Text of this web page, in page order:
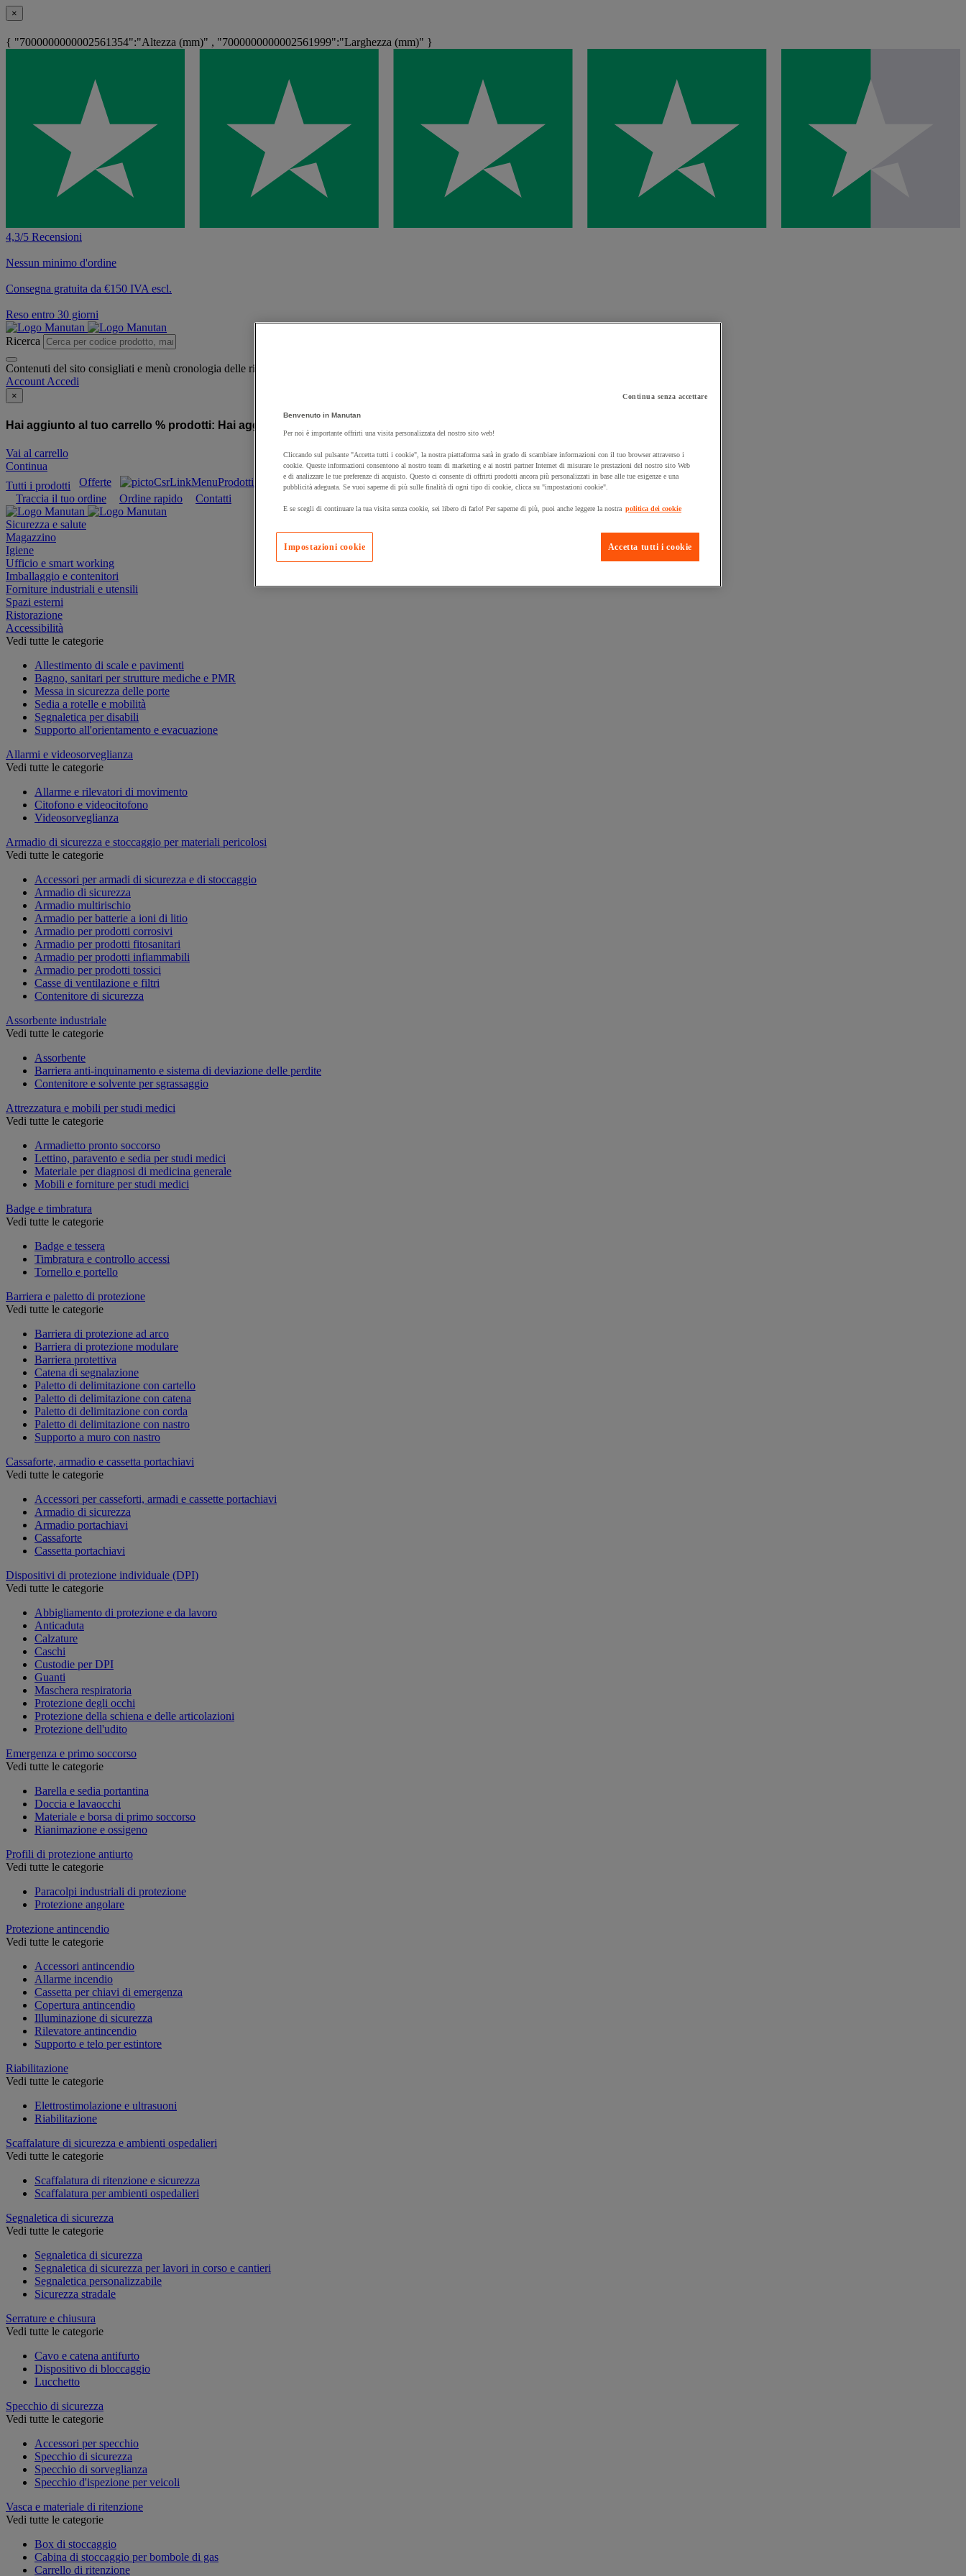
×
{ "7000000000002561354":"Altezza (mm)" , "7000000000002561999":"Larghezza (mm)" }
4,3/5 Recensioni
Nessun minimo d'ordine
Consegna gratuita da €150 IVA escl.
Reso entro 30 giorni
Ricerca
Contenuti del sito consigliati e menù cronologia delle ricerche
Account Accedi
×
Hai aggiunto al tuo carrello % prodotti: Hai aggiunto al tuo carrello un prodotto:
Vai al carrello
Continua
Tutti i prodotti
Offerte Prodotti sostenibili Manutan Expert
Prodotti in pronta consegna
Traccia il tuo ordine
Ordine rapido Contatti
Sicurezza e salute
Magazzino
Igiene
Ufficio e smart working
Imballaggio e contenitori
Forniture industriali e utensili
Spazi esterni
Ristorazione
Accessibilità
Vedi tutte le categorie
Allestimento di scale e pavimenti
Bagno, sanitari per strutture mediche e PMR
Messa in sicurezza delle porte
Sedia a rotelle e mobilità
Segnaletica per disabili
Supporto all'orientamento e evacuazione
Allarmi e videosorveglianza
Vedi tutte le categorie
Allarme e rilevatori di movimento
Citofono e videocitofono
Videosorveglianza
Armadio di sicurezza e stoccaggio per materiali pericolosi
Vedi tutte le categorie
Accessori per armadi di sicurezza e di stoccaggio
Armadio di sicurezza
Armadio multirischio
Armadio per batterie a ioni di litio
Armadio per prodotti corrosivi
Armadio per prodotti fitosanitari
Armadio per prodotti infiammabili
Armadio per prodotti tossici
Casse di ventilazione e filtri
Contenitore di sicurezza
Assorbente industriale
Vedi tutte le categorie
Assorbente
Barriera anti-inquinamento e sistema di deviazione delle perdite
Contenitore e solvente per sgrassaggio
Attrezzatura e mobili per studi medici
Vedi tutte le categorie
Armadietto pronto soccorso
Lettino, paravento e sedia per studi medici
Materiale per diagnosi di medicina generale
Mobili e forniture per studi medici
Badge e timbratura
Vedi tutte le categorie
Badge e tessera
Timbratura e controllo accessi
Tornello e portello
Barriera e paletto di protezione
Vedi tutte le categorie
Barriera di protezione ad arco
Barriera di protezione modulare
Barriera protettiva
Catena di segnalazione
Paletto di delimitazione con cartello
Paletto di delimitazione con catena
Paletto di delimitazione con corda
Paletto di delimitazione con nastro
Supporto a muro con nastro
Cassaforte, armadio e cassetta portachiavi
Vedi tutte le categorie
Accessori per casseforti, armadi e cassette portachiavi
Armadio di sicurezza
Armadio portachiavi
Cassaforte
Cassetta portachiavi
Dispositivi di protezione individuale (DPI)
Vedi tutte le categorie
Abbigliamento di protezione e da lavoro
Anticaduta
Calzature
Caschi
Custodie per DPI
Guanti
Maschera respiratoria
Protezione degli occhi
Protezione della schiena e delle articolazioni
Protezione dell'udito
Emergenza e primo soccorso
Vedi tutte le categorie
Barella e sedia portantina
Doccia e lavaocchi
Materiale e borsa di primo soccorso
Rianimazione e ossigeno
Profili di protezione antiurto
Vedi tutte le categorie
Paracolpi industriali di protezione
Protezione angolare
Protezione antincendio
Vedi tutte le categorie
Accessori antincendio
Allarme incendio
Cassetta per chiavi di emergenza
Copertura antincendio
Illuminazione di sicurezza
Rilevatore antincendio
Supporto e telo per estintore
Riabilitazione
Vedi tutte le categorie
Elettrostimolazione e ultrasuoni
Riabilitazione
Scaffalature di sicurezza e ambienti ospedalieri
Vedi tutte le categorie
Scaffalatura di ritenzione e sicurezza
Scaffalatura per ambienti ospedalieri
Segnaletica di sicurezza
Vedi tutte le categorie
Segnaletica di sicurezza
Segnaletica di sicurezza per lavori in corso e cantieri
Segnaletica personalizzabile
Sicurezza stradale
Serrature e chiusura
Vedi tutte le categorie
Cavo e catena antifurto
Dispositivo di bloccaggio
Lucchetto
Specchio di sicurezza
Vedi tutte le categorie
Accessori per specchio
Specchio di sicurezza
Specchio di sorveglianza
Specchio d'ispezione per veicoli
Vasca e materiale di ritenzione
Vedi tutte le categorie
Box di stoccaggio
Cabina di stoccaggio per bombole di gas
Carrello di ritenzione
Continua senza accettare
Benvenuto in Manutan
Per noi è importante offrirti una visita personalizzata del nostro sito web!
Cliccando sul pulsante "Accetta tutti i cookie", la nostra piattaforma sarà in grado di scambiare informazioni con il tuo browser attraverso i
cookie. Queste informazioni consentono al nostro team di marketing e ai nostri partner Internet di misurare le prestazioni del nostro sito Web
e di analizzare le tue preferenze di acquisto. Questo ci consente di offrirti prodotti ancora più personalizzati in base alle tue esigenze e una
pubblicità adeguata. Se vuoi saperne di più sulle finalità di ogni tipo di cookie, clicca su "impostazioni cookie".
E se scegli di continuare la tua visita senza cookie, sei libero di farlo! Per saperne di più, puoi anche leggere la nostra politica dei cookie
Accetta tutti i cookie
Impostazioni cookie